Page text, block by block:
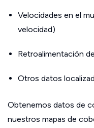
Velocidades en el
velocidad)
Retroalimentación
Otros datos
Obtenemos datos de
nuestros mapas de